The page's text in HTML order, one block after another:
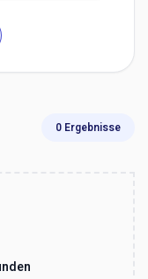
0 Ergebnisse